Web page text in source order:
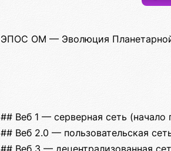
ЭПОС ОМ — Эволюция
## Веб 1 — серверная сеть (начало
## Веб 2.0 — пользовательская